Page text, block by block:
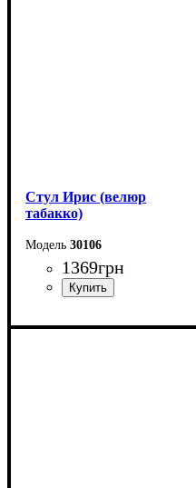
Стул Ирис (велюр
табакко)
30106
1369грн
Ширина: 46 см